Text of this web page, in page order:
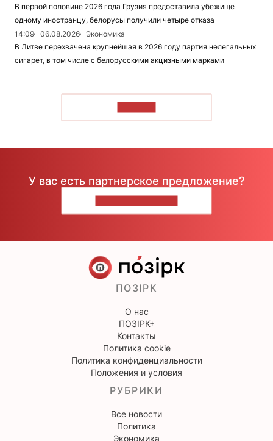
В первой половине 2026 года Грузия предоставила убежище
одному иностранцу, белорусы получили четыре отказа
14:09
06.08.2026
Экономика
В Литве перехвачена крупнейшая в 2026 году партия нелегальных
сигарет, в том числе с белорусскими акцизными марками
У вас есть партнерское предложение?
ПОЗІРК
О нас
ПОЗІРК+
Контакты
Политика cookie
Политика конфиденциальности
Положения и условия
РУБРИКИ
Все новости
Политика
Экономика